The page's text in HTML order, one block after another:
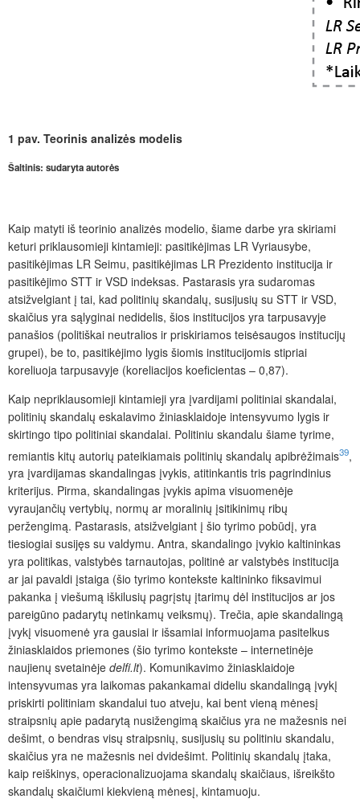
1 pav. Teorinis analizės modelis
Šaltinis: sudaryta autorės
Kaip matyti iš teorinio analizės modelio, šiame darbe yra skiriami
keturi priklausomieji kintamieji: pasitikėjimas LR Vyriausybe,
pasitikėjimas LR Seimu, pasitikėjimas LR Prezidento institucija ir
pasitikėjimo STT ir VSD indeksas. Pastarasis yra sudaromas
atsižvelgiant į tai, kad politinių skandalų, susijusių su STT ir VSD,
skaičius yra sąlyginai nedidelis, šios institucijos yra tarpusavyje
panašios (politiškai neutralios ir priskiriamos teisėsaugos institucijų
grupei), be to, pasitikėjimo lygis šiomis institucijomis stipriai
koreliuoja tarpusavyje (koreliacijos koeficientas – 0,87).
Kaip nepriklausomieji kintamieji yra įvardijami politiniai skandalai,
politinių skandalų eskalavimo žiniasklaidoje intensyvumo lygis ir
skirtingo tipo politiniai skandalai. Politiniu skandalu šiame tyrime,
remiantis kitų autorių pateikiamais politinių skandalų apibrėžimais39,
yra įvardijamas skandalingas įvykis, atitinkantis tris pagrindinius
kriterijus. Pirma, skandalingas įvykis apima visuomenėje
vyraujančių vertybių, normų ar moralinių įsitikinimų ribų
peržengimą. Pastarasis, atsižvelgiant į šio tyrimo pobūdį, yra
tiesiogiai susijęs su valdymu. Antra, skandalingo įvykio kaltininkas
yra politikas, valstybės tarnautojas, politinė ar valstybės institucija
ar jai pavaldi įstaiga (šio tyrimo kontekste kaltininko fiksavimui
pakanka į viešumą iškilusių pagrįstų įtarimų dėl institucijos ar jos
pareigūno padarytų netinkamų veiksmų). Trečia, apie skandalingą
įvykį visuomenė yra gausiai ir išsamiai informuojama pasitelkus
žiniasklaidos priemones (šio tyrimo kontekste – internetinėje
naujienų svetainėje delfi.lt). Komunikavimo žiniasklaidoje
intensyvumas yra laikomas pakankamai dideliu skandalingą įvykį
priskirti politiniam skandalui tuo atveju, kai bent vieną mėnesį
straipsnių apie padarytą nusižengimą skaičius yra ne mažesnis nei
dešimt, o bendras visų straipsnių, susijusių su politiniu skandalu,
skaičius yra ne mažesnis nei dvidešimt. Politinių skandalų įtaka,
kaip reiškinys, operacionalizuojama skandalų skaičiaus, išreikšto
skandalų skaičiumi kiekvieną mėnesį, kintamuoju.